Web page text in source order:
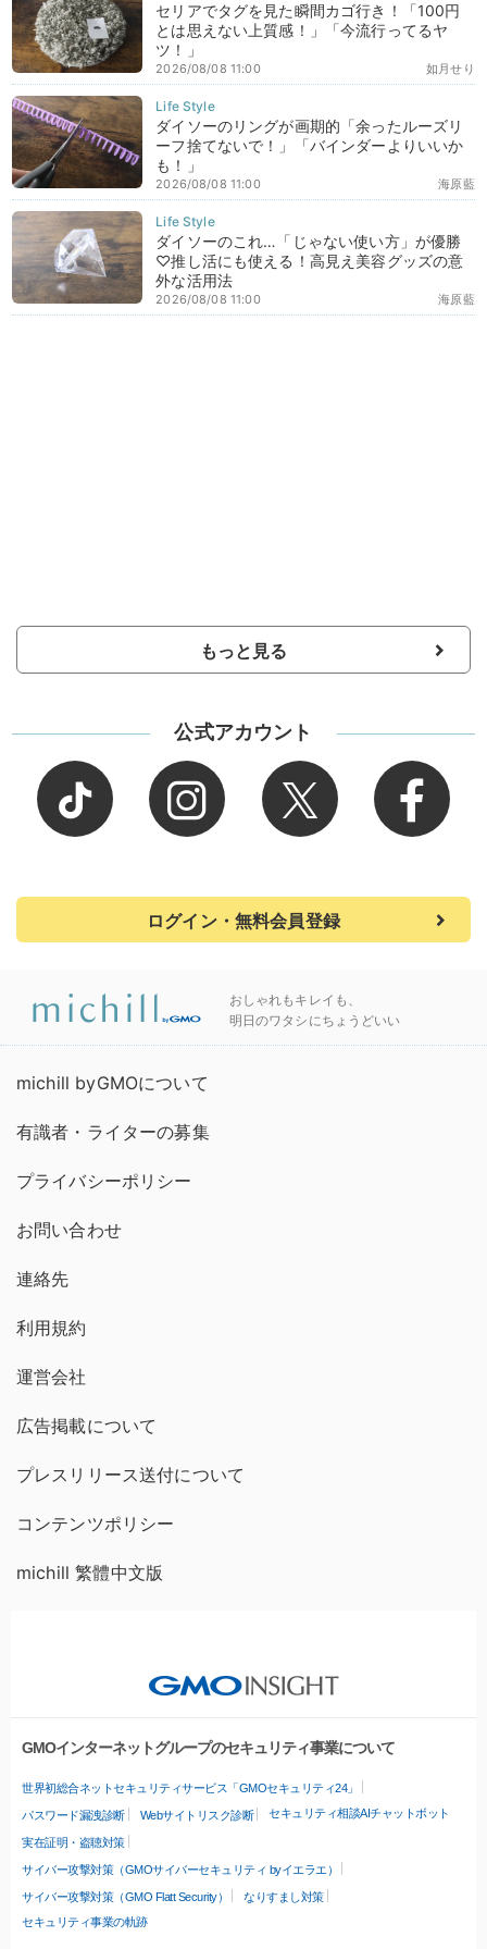
セリアでタグを見た瞬間カゴ行き！「100円
とは思えない上質感！」「今流行ってるヤ
ツ！」
如月せり
2026/08/08 11:00
ダイソーのリングが画期的「余ったルーズリ
ーフ捨てないで！」「バインダーよりいいか
も！」
海原藍
2026/08/08 11:00
ダイソーのこれ…「じゃない使い方」が優勝
♡推し活にも使える！高見え美容グッズの意
外な活用法
海原藍
2026/08/08 11:00
もっと見る
公式アカウント
ログイン・無料会員登録
おしゃれもキレイも、
明日のワタシにちょうどいい
michill byGMOについて
有識者・ライターの募集
プライバシーポリシー
お問い合わせ
連絡先
利用規約
運営会社
広告掲載について
プレスリリース送付について
コンテンツポリシー
michill 繁體中文版
GMOインターネットグループのセキュリティ事業について
世界初総合ネットセキュリティサービス「GMOセキュリティ24」
パスワード漏洩診断 Webサイトリスク診断 セキュリティ相談AIチャットボット
実在証明・盗聴対策
サイバー攻撃対策（GMOサイバーセキュリティ byイエラエ）
サイバー攻撃対策（GMO Flatt Security）
なりすまし対策
セキュリティ事業の軌跡